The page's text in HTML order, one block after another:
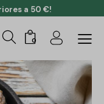
a 50 €!
0